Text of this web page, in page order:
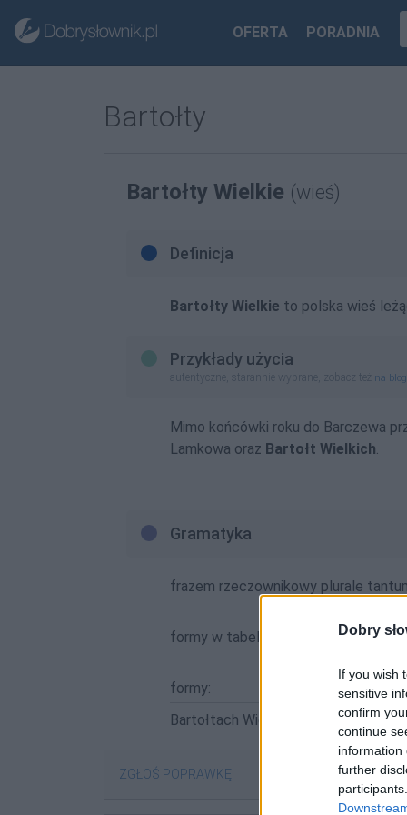
Dobry
If you wish
sensitive
confirm
continue
information
further
OFERTA PORADNIA
Bartołty
Bartołty Wielkie (wieś)
Definicja
Bartołty Wielkie to polska wieś
Przykłady użycia
autentyczne, starannie wybrane, zobacz też na
Mimo końcówki roku do Barczewa
Lamkowa oraz Bartołt Wielkich.
Gramatyka
frazem rzeczownikowy plurale
formy w tabelce:
formy:
Bartołtach Wielkich; Bartołtami
ZGŁOŚ POPRAWKĘ